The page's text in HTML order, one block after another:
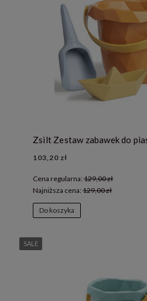
103,20 zł
Cena regularna: 129,00 zł
Najniższa cena: 129,00 zł
Do koszyka
SALE